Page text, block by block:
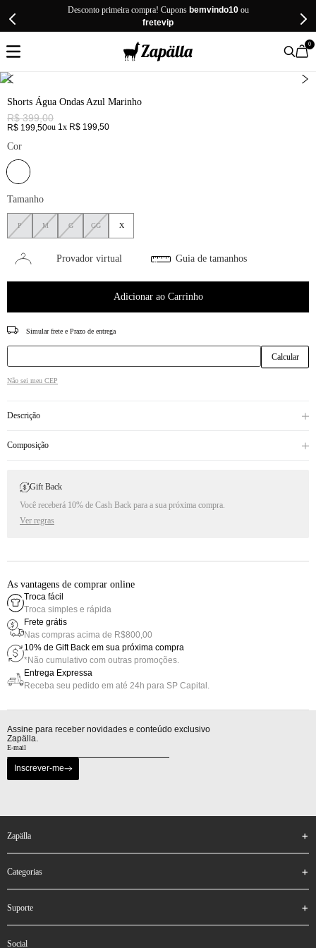
Desconto primeira compra! Cupons bemvindo10ou
fretevip
0
Shorts Água Ondas Azul Marinho
R$ 399,00
R$ 199,50ou 1x R$ 199,50
Cor
Tamanho
P M G GG X
Provador virtual Guia de tamanhos
Adicionar ao Carrinho
CEP
Não sei meu CEP
Descrição
Composição
Gift Back
Você receberá 10% de Cash Back para a sua próxima compra.
Ver regras
As vantagens de comprar online
Troca fácil
Troca simples e rápida
Frete grátis
Nas compras acima de R$800,00
10% de Gift Back em sua próxima compra
*Não cumulativo com outras promoções.
Entrega Expressa
Receba seu pedido em até 24h para SP Capital.
Assine para receber novidades e conteúdo exclusivo
Zapälla.
Inscrever-me
zapälla
categorias
suporte
social